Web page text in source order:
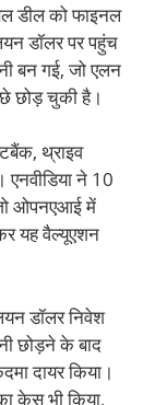
डील को फाइनल
डॉलर पर पहुंच
बन गई, जो एलन
छोड़ चुकी है।
थ्राइव
ने 10
ओपनएआई में
यह वैल्यूएशन
डॉलर निवेश
छोड़ने के बाद
दायर किया।
केस भी किया,